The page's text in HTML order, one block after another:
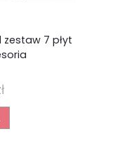
zestaw 7 płyt